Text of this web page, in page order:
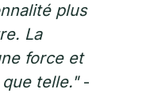
plus
La
force et
telle."-